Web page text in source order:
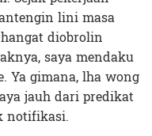
lini masa
diobrolin
saya mendaku
Ya gimana, lha wong
jauh dari predikat
notifikasi.